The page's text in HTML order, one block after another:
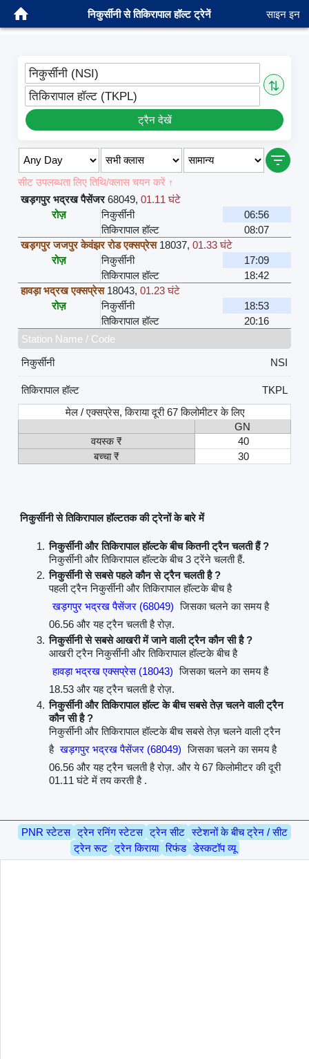
निकुर्सीनी से तिकिरापाल हॉल्ट ट्रेनें साइन इन
निकुर्सीनी (NSI)
⇅
तिकिरापाल हॉल्ट (TKPL)
ट्रैन देखें
सीट उपलब्धता लिए तिथि/क्लास चयन करें ↑
खड़गपुर भद्रख पैसेंजर 68049, 01.11 घंटे
रोज़
निकुर्सीनी
06:56
तिकिरापाल हॉल्ट
08:07
खड़गपुर जजपुर केवंझर रोड एक्सप्रेस 18037, 01.33 घंटे
रोज़
निकुर्सीनी
17:09
तिकिरापाल हॉल्ट
18:42
हावड़ा भद्रख एक्सप्रेस 18043, 01.23 घंटे
रोज़
निकुर्सीनी
18:53
तिकिरापाल हॉल्ट
20:16
Station Name / Code
निकुर्सीनी
NSI
तिकिरापाल हॉल्ट
TKPL
मेल / एक्सप्रेस, किराया दूरी 67 किलोमीटर के लिए
GN
वयस्क ₹
40
बच्चा ₹
30
निकुर्सीनी से तिकिरापाल हॉल्टतक की ट्रेनों के बारे में
निकुर्सीनी और तिकिरापाल हॉल्टके बीच कितनी ट्रैन चलती हैं ?
निकुर्सीनी और तिकिरापाल हॉल्टके बीच 3 ट्रेंने चलती हैं.
निकुर्सीनी से सबसे पहले कौन से ट्रैन चलती है ?
पहली ट्रैन निकुर्सीनी और तिकिरापाल हॉल्टके बीच है
खड़गपुर भद्रख पैसेंजर (68049) जिसका चलने का समय है
06.56 और यह ट्रैन चलती है रोज़.
निकुर्सीनी से सबसे आखरी में जाने वाली ट्रैन कौन सी है ?
आखरी ट्रैन निकुर्सीनी और तिकिरापाल हॉल्टके बीच है
हावड़ा भद्रख एक्सप्रेस (18043) जिसका चलने का समय है
18.53 और यह ट्रैन चलती है रोज़.
निकुर्सीनी और तिकिरापाल हॉल्ट के बीच सबसे तेज़ चलने वाली ट्रैन
कौन सी है ?
निकुर्सीनी और तिकिरापाल हॉल्टके बीच सबसे तेज़ चलने वाली ट्रैन
है खड़गपुर भद्रख पैसेंजर (68049) जिसका चलने का समय है
06.56 और यह ट्रैन चलती है रोज़. और ये 67 किलोमीटर की दूरी
01.11 घंटे में तय करती है .
PNR स्टेटस ट्रेन रनिंग स्टेटस ट्रेन सीट स्टेशनों के बीच ट्रेन / सीट
ट्रेन रूट ट्रेन किराया रिफंड डेस्कटॉप व्यू